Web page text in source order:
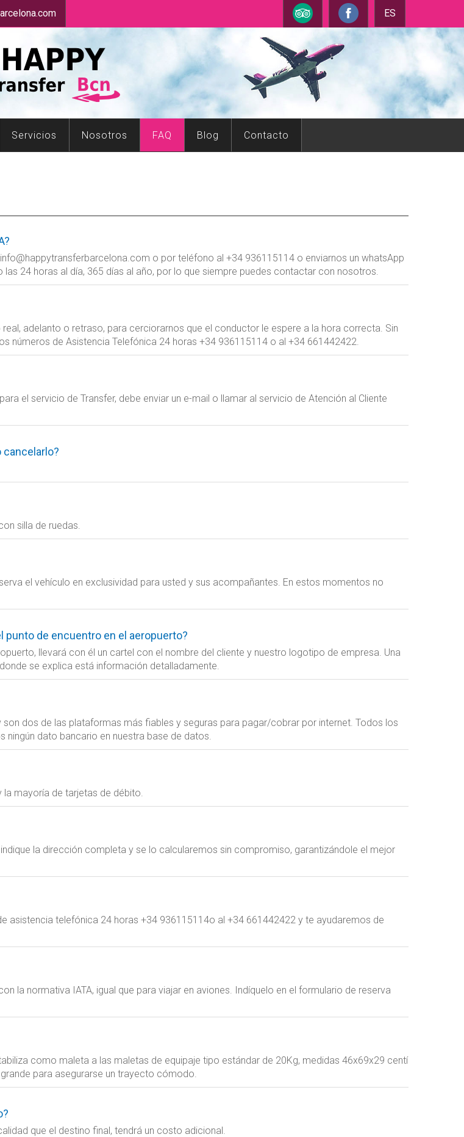
ES
Servicios Nosotros FAQ Blog Contacto
o por teléfono al +34 936115114 o enviarnos un whatsApp
24 horas al día, 365 días al año, por lo que siempre puedes contactar con nosotros.
adelanto o retraso, para cerciorarnos que el conductor le espere a la hora correcta. Sin
números de Asistencia Telefónica 24 horas +34 936115114 o al +34 661442422.
el servicio de Transfer, debe enviar un e-mail o llamar al servicio de Atención al Cliente
cancelarlo?
silla de ruedas.
el vehículo en exclusividad para usted y sus acompañantes. En estos momentos no
punto de encuentro en el aeropuerto?
llevará con él un cartel con el nombre del cliente y nuestro logotipo de empresa. Una
se explica está información detalladamente.
dos de las plataformas más fiables y seguras para pagar/cobrar por internet. Todos los
dato bancario en nuestra base de datos.
la mayoría de tarjetas de débito.
la dirección completa y se lo calcularemos sin compromiso, garantizándole el mejor
asistencia telefónica 24 horas +34 936115114o al +34 661442422 y te ayudaremos de
la normativa IATA, igual que para viajar en aviones. Indíquelo en el formulario de reserva
como maleta a las maletas de equipaje tipo estándar de 20Kg, medidas 46x69x29 centímetros.
para asegurarse un trayecto cómodo.
que el destino final, tendrá un costo adicional.